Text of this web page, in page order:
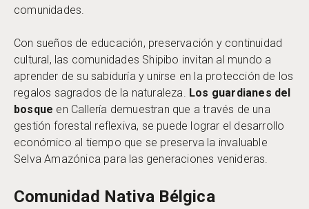
comunidades.
Con sueños de educación, preservación y continuidad
cultural, las comunidades Shipibo invitan al mundo a
aprender de su sabiduría y unirse en la protección de los
regalos sagrados de la naturaleza. Los guardianes del
bosque en Callería demuestran que a través de una
gestión forestal reflexiva, se puede lograr el desarrollo
económico al tiempo que se preserva la invaluable
Selva Amazónica para las generaciones venideras.
Comunidad Nativa Bélgica